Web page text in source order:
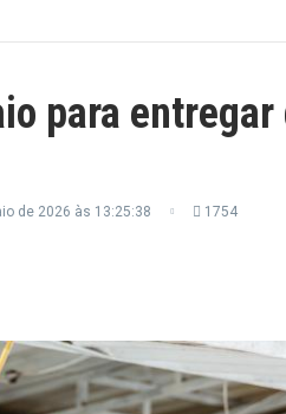
para
de 2026 às 13:25:38 1754